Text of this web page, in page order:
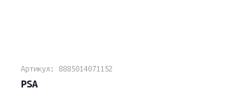
Артикул: 8885014071152
PSA